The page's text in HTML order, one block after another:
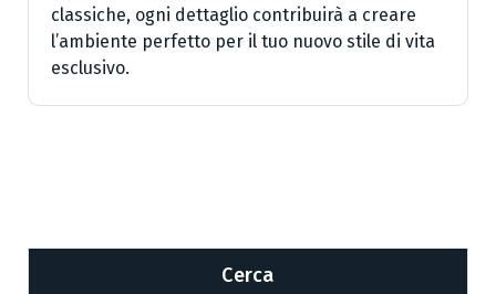
classiche, ogni dettaglio contribuirà a creare
l’ambiente perfetto per il tuo nuovo stile di vita
esclusivo.
Cerca